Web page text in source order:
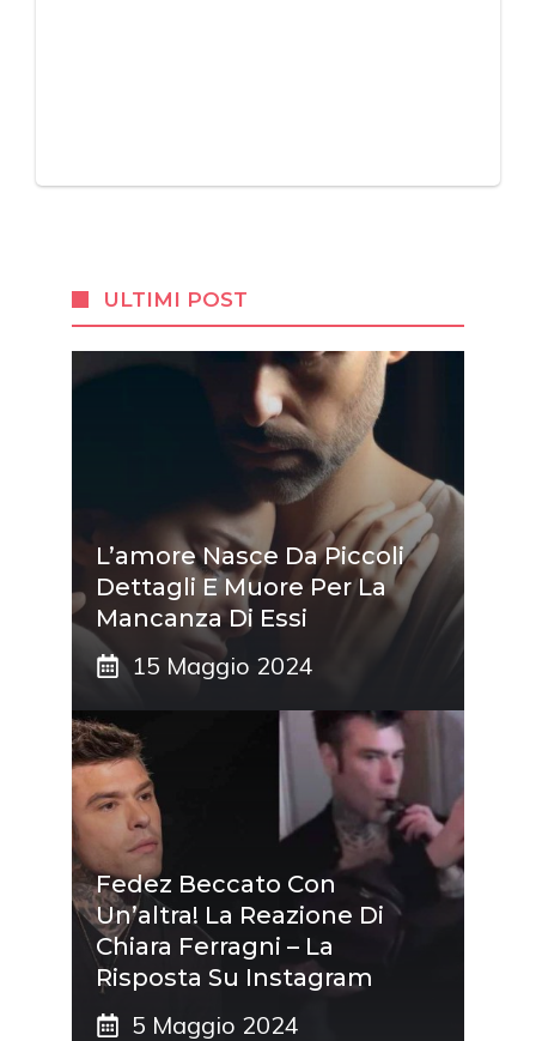
ULTIMI POST
L’amore Nasce Da Piccoli
Dettagli E Muore Per La
Mancanza Di Essi
15 Maggio 2024
Fedez Beccato Con
Un’altra! La Reazione Di
Chiara Ferragni – La
Risposta Su Instagram
5 Maggio 2024